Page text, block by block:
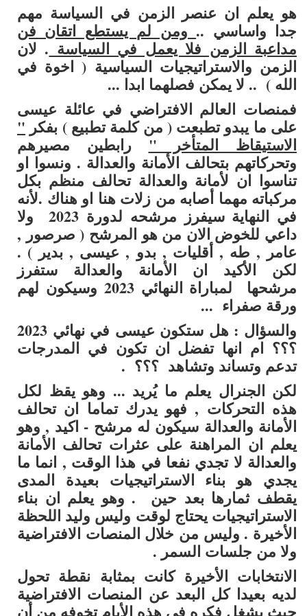
هو يعلم ان عنصر الزمن في السياسة مهم
جدا واساسي ..ومن لم يستطع اتقان فن
مداعبة الزمن فلا يعمل في السياسة . لان
الزمن والاستراتيجيات السياسية ( اخوة في
الله ) .. لا يمكن فصلهما ابدا ...
فمنصات العالم الافتراضي في عائلة عيسى
على ما يبدوتطبعت ( من كلمة تطبيع ) بفكر "
الاستيقاظ المتأخر "رابطين مصيرهم
وتحركاتهم بتحالف الأمانة والعدالة . ونسوا او
تناسوا ان لأمانة والعدالة تحالف منظم بكل
مركباته مهما أصابه من زلات هنا او هناك .لأنه
في النهاية سيفرز مرشحه لدورة 2023 ولا
داعي للخوض الان من هو المرشح ( صرصور ,
عامر , طه , أقليات , بدو , عيسى , بدير ) .
لكن الأكيد ان الأمانة والعدالة ستفرز
مرشحها لمباراة النهائي 2023 وسيكون لهم
ورقة صفراء ...
والسؤال : هل ستكون عيسى في نهائي 2023
؟؟؟ ام انها تفضل ان تكون في المدرجات
تدعم وتساند وتشاهد ؟؟؟َ .
لكن الجنرال يعلم ما يُريد ... وهو يقظ لكل
هذه التحركات , فهو يدرك تماما ان تحالف
الأمانة والعدالة سيكون له مرشح - اكيد , وهو
يعلم ان المراهنة على عثرات تحالف الأمانة
والعدالة لا تجدي نفعا في هذا الوقت , انما ما
يجدي هو بناء الاستراتيجيات بعيدة المدى
يقطف ثمارها بعد حين . وهو يعلم ان بناء
الاستراتيجيات يحتاج لوقت وليس وليد اللحظة
الأخيرة . وليس من خلال المنصات الافتراضية
ولا من جلسات السمر .
الانتخابات الأخيرة كانت بمثابة نقطة تحول
لديه بعيدا كل البعد عن المنصات الافتراضية
حيث يشغل فكره في هذه الأيام تخوفه من أن